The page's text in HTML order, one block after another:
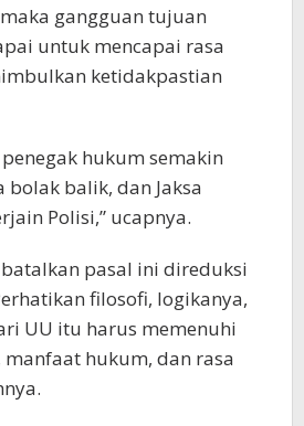
gangguan tujuan
untuk mencapai rasa
ketidakpastian
hukum semakin
balik, dan Jaksa
Polisi,” ucapnya.
pasal ini direduksi
filosofi, logikanya,
UU itu harus memenuhi
hukum, dan rasa